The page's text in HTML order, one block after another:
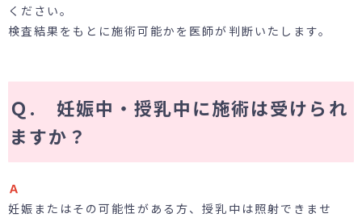
ください。
検査結果をもとに施術可能かを医師が判断いたします。
Ｑ. 妊娠中・授乳中に施術は受けられ
ますか？
Ａ
妊娠またはその可能性がある方、授乳中は照射できませ